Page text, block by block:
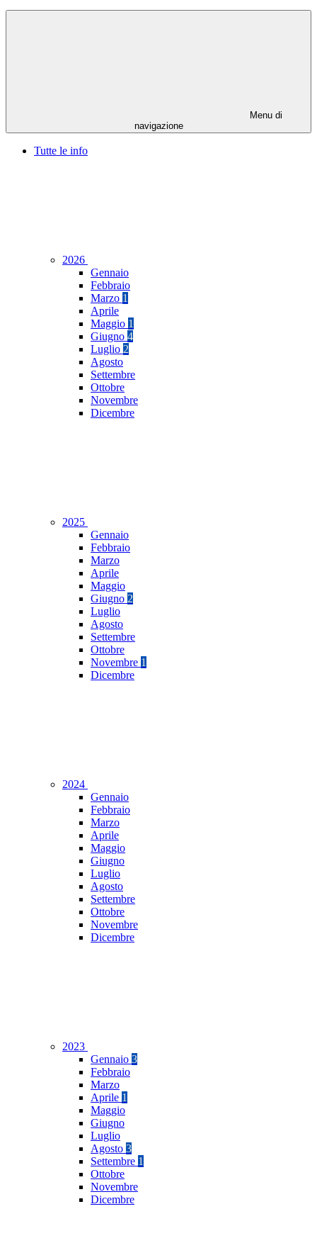
Menu di
navigazione
Tutte le info
2026
Gennaio
Febbraio
Marzo 1
Aprile
Maggio 1
Giugno 4
Luglio 2
Agosto
Settembre
Ottobre
Novembre
Dicembre
2025
Gennaio
Febbraio
Marzo
Aprile
Maggio
Giugno 2
Luglio
Agosto
Settembre
Ottobre
Novembre 1
Dicembre
2024
Gennaio
Febbraio
Marzo
Aprile
Maggio
Giugno
Luglio
Agosto
Settembre
Ottobre
Novembre
Dicembre
2023
Gennaio 3
Febbraio
Marzo
Aprile 1
Maggio
Giugno
Luglio
Agosto 3
Settembre 1
Ottobre
Novembre
Dicembre